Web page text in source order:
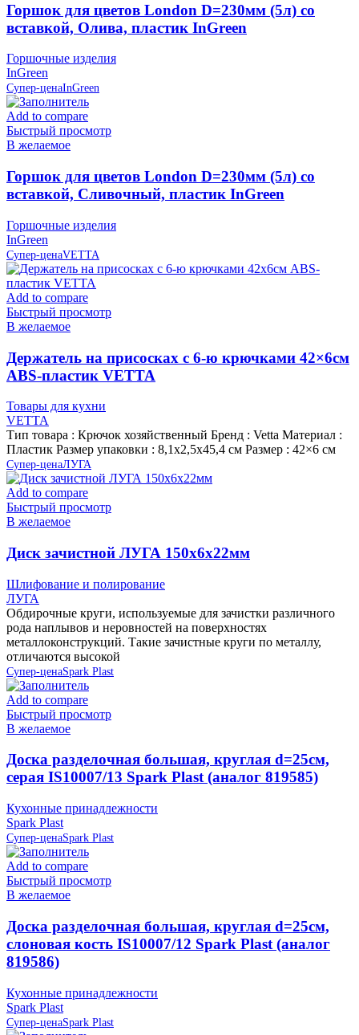
Горшок для цветов London D=230мм (5л) со
вставкой, Олива, пластик InGreen
Горшочные изделия
InGreen
Супер-ценаInGreen
Add to compare
Быстрый просмотр
В желаемое
Горшок для цветов London D=230мм (5л) со
вставкой, Сливочный, пластик InGreen
Горшочные изделия
InGreen
Супер-ценаVETTA
Add to compare
Быстрый просмотр
В желаемое
Держатель на присосках с 6-ю крючками 42×6см
ABS-пластик VETTA
Товары для кухни
VETTA
Тип товара : Крючок хозяйственный Бренд : Vetta Материал :
Пластик Размер упаковки : 8,1х2,5х45,4 см Размер : 42×6 см
Супер-ценаЛУГА
Add to compare
Быстрый просмотр
В желаемое
Диск зачистной ЛУГА 150х6х22мм
Шлифование и полирование
ЛУГА
Обдирочные круги, используемые для зачистки различного
рода наплывов и неровностей на поверхностях
металлоконструкций. Такие зачистные круги по металлу,
отличаются высокой
Супер-ценаSpark Plast
Add to compare
Быстрый просмотр
В желаемое
Доска разделочная большая, круглая d=25см,
серая IS10007/13 Spark Plast (аналог 819585)
Кухонные принадлежности
Spark Plast
Супер-ценаSpark Plast
Add to compare
Быстрый просмотр
В желаемое
Доска разделочная большая, круглая d=25см,
слоновая кость IS10007/12 Spark Plast (аналог
819586)
Кухонные принадлежности
Spark Plast
Супер-ценаSpark Plast